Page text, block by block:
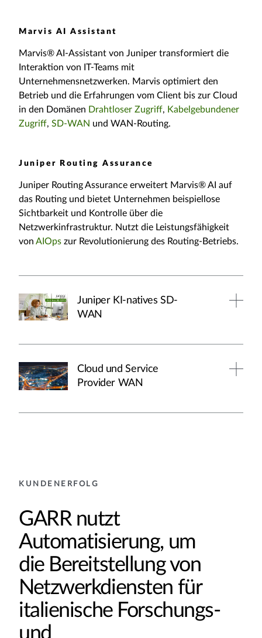
Marvis AI Assistant
Marvis® AI-Assistant von Juniper transformiert die
Interaktion von IT-Teams mit
Unternehmensnetzwerken. Marvis optimiert den
Betrieb und die Erfahrungen vom Client bis zur Cloud
in den Domänen Drahtloser Zugriff, Kabelgebundener
Zugriff, SD-WAN und WAN-Routing.
Juniper Routing Assurance
Juniper Routing Assurance erweitert Marvis® AI auf
das Routing und bietet Unternehmen beispiellose
Sichtbarkeit und Kontrolle über die
Netzwerkinfrastruktur. Nutzt die Leistungsfähigkeit
von AIOps zur Revolutionierung des Routing-Betriebs.
Juniper KI-natives SD-
WAN
Cloud und Service
Provider WAN
KUNDENERFOLG
GARR nutzt
Automatisierung, um
die Bereitstellung von
Netzwerkdiensten für
italienische Forschungs-
und